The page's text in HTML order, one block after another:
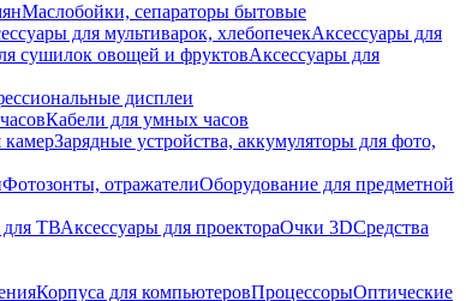
Маслобойки, сепараторы бытовые
для мультиварок, хлебопечекАксессуары для
сушилок овощей и фруктовАксессуары для
дисплеи
Кабели для умных часов
Зарядные устройства, аккумуляторы для фото,
Фотозонты, отражателиОборудование для предметной
для ТВАксессуары для проектораОчки 3DСредства
Корпуса для компьютеровПроцессорыОптические